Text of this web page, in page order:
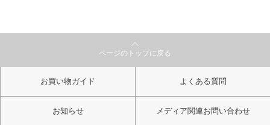
ページのトップに戻る
お買い物ガイド よくある質問
お知らせ メディア関連お問い合わせ